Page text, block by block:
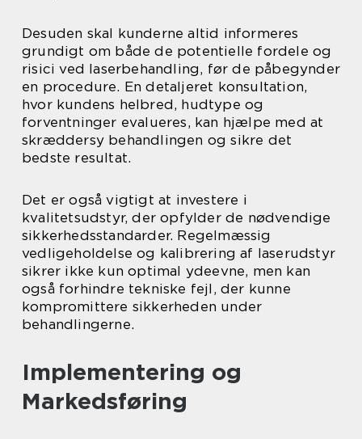
Desuden skal kunderne altid informeres
grundigt om både de potentielle fordele og
risici ved laserbehandling, før de påbegynder
en procedure. En detaljeret konsultation,
hvor kundens helbred, hudtype og
forventninger evalueres, kan hjælpe med at
skræddersy behandlingen og sikre det
bedste resultat.
Det er også vigtigt at investere i
kvalitetsudstyr, der opfylder de nødvendige
sikkerhedsstandarder. Regelmæssig
vedligeholdelse og kalibrering af laserudstyr
sikrer ikke kun optimal ydeevne, men kan
også forhindre tekniske fejl, der kunne
kompromittere sikkerheden under
behandlingerne.
Implementering og
Markedsføring